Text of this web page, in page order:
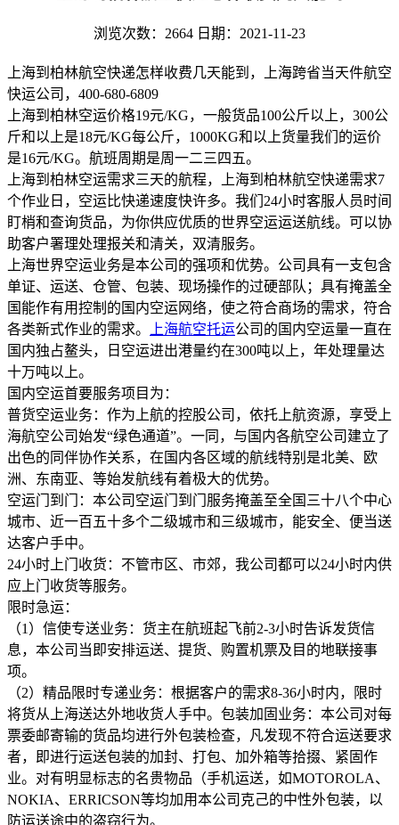
浏览次数：2664 日期：2021-11-23
上海到柏林航空快递怎样收费几天能到，上海跨省当天件航空
快运公司，400-680-6809
上海到柏林空运价格19元/KG，一般货品100公斤以上，300公
斤和以上是18元/KG每公斤，1000KG和以上货量我们的运价
是16元/KG。航班周期是周一二三四五。
上海到柏林空运需求三天的航程，上海到柏林航空快递需求7
个作业日，空运比快递速度快许多。我们24小时客服人员时间
盯梢和查询货品，为你供应优质的世界空运运送航线。可以协
助客户署理处理报关和清关，双清服务。
上海世界空运业务是本公司的强项和优势。公司具有一支包含
单证、运送、仓管、包装、现场操作的过硬部队；具有掩盖全
国能作有用控制的国内空运网络，使之符合商场的需求，符合
各类新式作业的需求。
上海航空托运公司的国内空运量一直在
国内独占鳌头，日空运进出港量约在300吨以上，年处理量达
十万吨以上。
国内空运首要服务项目为：
普货空运业务：作为上航的控股公司，依托上航资源，享受上
海航空公司始发“绿色通道”。一同，与国内各航空公司建立了
出色的同伴协作关系，在国内各区域的航线特别是北美、欧
洲、东南亚、等始发航线有着极大的优势。
空运门到门：本公司空运门到门服务掩盖至全国三十八个中心
城市、近一百五十多个二级城市和三级城市，能安全、便当送
达客户手中。
24小时上门收货：不管市区、市郊，我公司都可以24小时内供
应上门收货等服务。
限时急运：
（1）信使专送业务：货主在航班起飞前2-3小时告诉发货信
息，本公司当即安排运送、提货、购置机票及目的地联接事
项。
（2）精品限时专递业务：根据客户的需求8-36小时内，限时
将货从上海送达外地收货人手中。包装加固业务：本公司对每
票委邮寄输的货品均进行外包装检查，凡发现不符合运送要求
者，即进行运送包装的加封、打包、加外箱等拾掇、紧固作
业。对有明显标志的名贵物品（手机运送，如MOTOROLA、
NOKIA、ERRICSON等均加用本公司克己的中性外包装，以
防运送途中的盗窃行为。